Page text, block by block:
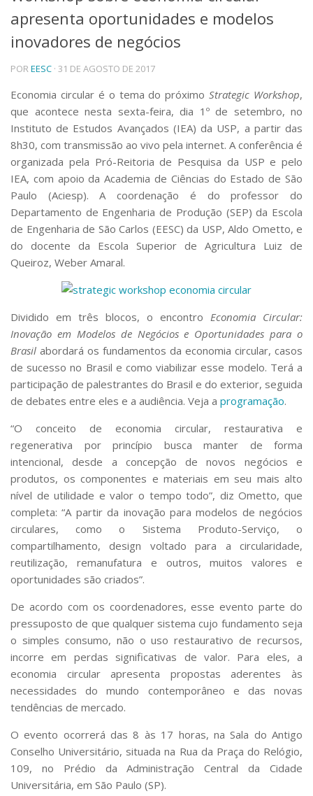
Telefones e Mapas
Pessoas
Ensino
Graduação
Educação a distância
Cursos de Extensão
Pesquisa e Inovação
Linhas de Pesquisa
Centros, Núcleos e Projetos em Rede
Pós-doutorado
Iniciação Científica
Transferência de Tecnologia
Empresas Juniores
Extensão à Comunidade
Projetos, Programas e Cursos
Artes, Cultura e Esportes
Museus e Espaços Interativos
Serviços
Bibliotecas
Apoio ao Estudante
Segurança, Trânsito e Prevenção
RH, Administrativo e Financeiro
Outros serviços
Assessorias e Mídias
Aplicativos e Sites
Jornal da USP
Agenda de Eventos
Defesa de Teses
apresenta oportunidades e modelos
inovadores de negócios
POREESC · 31 DE AGOSTO DE 2017
Economia circular é o tema do próximoStrategic Workshop,
que acontece nesta sexta-feira, dia 1º de setembro, no
Instituto de Estudos Avançados (IEA) da USP, a partir das
8h30, com transmissão ao vivo pela internet. A conferência é
organizada pela Pró-Reitoria de Pesquisa da USP e pelo
IEA, com apoio da Academia de Ciências do Estado de São
Paulo (Aciesp). A coordenação é do professor do
Departamento de Engenharia de Produção (SEP) da Escola
de Engenharia de São Carlos (EESC) da USP, Aldo Ometto, e
do docente da Escola Superior de Agricultura Luiz de
Queiroz, Weber Amaral.
Dividido em três blocos, o encontro Economia Circular:
Inovação em Modelos de Negócios e Oportunidades para o
Brasil abordará os fundamentos da economia circular, casos
de sucesso no Brasil e como viabilizar esse modelo. Terá a
participação de palestrantes do Brasil e do exterior, seguida
de debates entre eles e a audiência. Veja a programação.
“O conceito de economia circular, restaurativa e
regenerativa por princípio busca manter de forma
intencional, desde a concepção de novos negócios e
produtos, os componentes e materiais em seu mais alto
nível de utilidade e valor o tempo todo”, diz Ometto, que
completa: “A partir da inovação para modelos de negócios
circulares, como o Sistema Produto-Serviço, o
compartilhamento, design voltado para a circularidade,
reutilização, remanufatura e outros, muitos valores e
oportunidades são criados”.
De acordo com os coordenadores, esse evento parte do
pressuposto de que qualquer sistema cujo fundamento seja
o simples consumo, não o uso restaurativo de recursos,
incorre em perdas significativas de valor. Para eles, a
economia circular apresenta propostas aderentes às
necessidades do mundo contemporâneo e das novas
tendências de mercado.
O evento ocorrerá das 8 às 17 horas, na Sala do Antigo
Conselho Universitário, situada na Rua da Praça do Relógio,
109, no Prédio da Administração Central da Cidade
Universitária, em São Paulo (SP).